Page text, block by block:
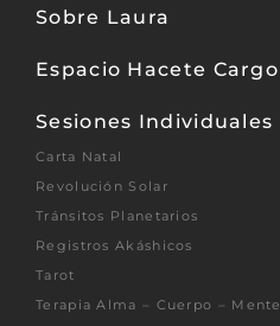
Sobre Laura
Espacio Hacete Cargo
Sesiones Individuales
Carta Natal
Revolución Solar
Tránsitos Planetarios
Registros Akáshicos
Tarot
Terapia Alma – Cuerpo – Mente